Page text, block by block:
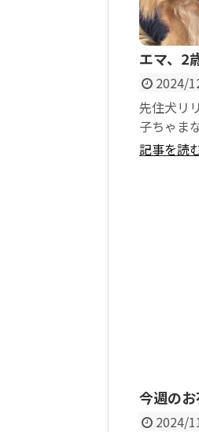
エマ、2
2024/
先住犬リ
子ちゃま
迎えまし
記事を読
今週の
2024/